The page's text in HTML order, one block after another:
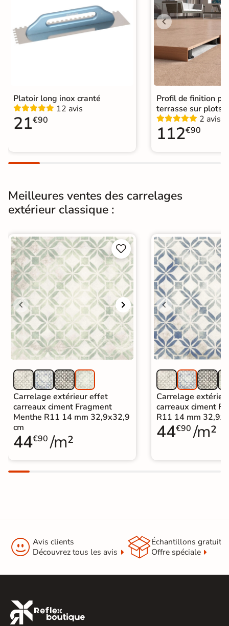
Choix 1er Choix
A coller sur ancien carrelage
Origine
Type de pose
Catégories
Platoir long inox cranté
12 avis
21€90
Profil de finition
terrasse sur plots
2 avis
112€90
Meilleures ventes des carrelages
extérieur classique :


Carrelage extérieur effet
carreaux ciment Fragment
Menthe R11 14 mm 32,9x32,9
cm
44€90 /m²
Carrelage
carreaux ciment
R11 14 mm
44€90 /m²
 Avis clients
Découvrez tous les avis
Échantillons gratuit
Offre spéciale
